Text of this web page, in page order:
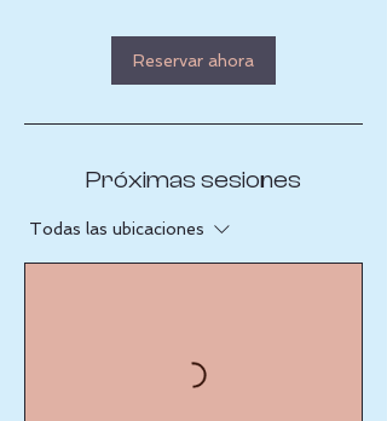
Reservar ahora
Próximas sesiones
Todas las ubicaciones